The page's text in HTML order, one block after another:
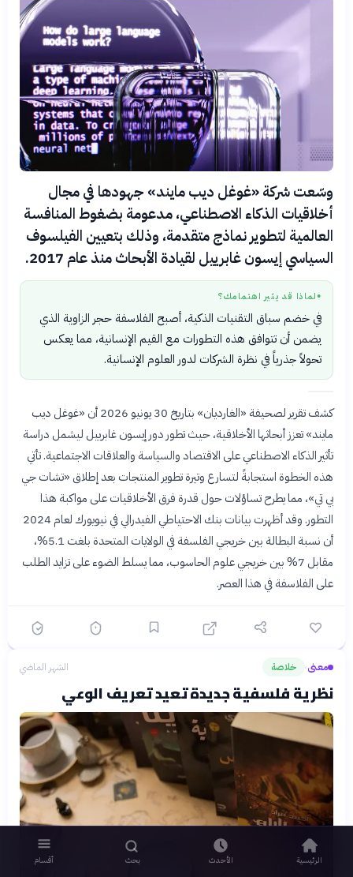
وسّعت شركة «غوغل ديب مايند» جهودها في مجال
أخلاقيات الذكاء الاصطناعي، مدعومة بضغوط المنافسة
العالمية لتطوير نماذج متقدمة، وذلك بتعيين الفيلسوف
السياسي إيسون غابرييل لقيادة الأبحاث منذ عام 2017.
● لماذا قد يثير اهتمامك؟
في خضم سباق التقنيات الذكية، أصبح الفلاسفة حجر الزاوية الذي
يضمن أن تتوافق هذه التطورات مع القيم الإنسانية، مما يعكس
تحولاً جذرياً في نظرة الشركات لدور العلوم الإنسانية.
كشف تقرير لصحيفة «الغارديان» بتاريخ 30 يونيو 2026 أن «غوغل ديب
مايند» تعزز أبحاثها الأخلاقية، حيث تطور دور إيسون غابرييل ليشمل دراسة
تأثير الذكاء الاصطناعي على الاقتصاد والسياسة والعلاقات الاجتماعية. تأتي
هذه الخطوة استجابةً لتسارع وتيرة تطوير المنتجات بعد إطلاق «تشات جي
بي تي»، مما يطرح تساؤلات حول قدرة فرق الأخلاقيات على مواكبة هذا
التطور. وقد أظهرت بيانات بنك الاحتياطي الفيدرالي في نيويورك لعام 2024
أن نسبة البطالة بين خريجي الفلسفة في الولايات المتحدة بلغت 5.1%،
مقابل 7% بين خريجي علوم الحاسوب، مما يسلط الضوء على تزايد الطلب
على الفلاسفة في هذا العصر.
معنى› خلاصة الشهر الماضي
نظرية فلسفية جديدة تعيد تعريف الوعي
الرئيسية الأحدث بحث أقسام